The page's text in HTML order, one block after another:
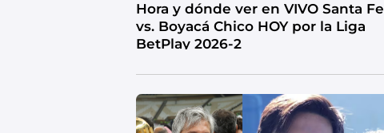
Hora y dónde ver en VIVO Santa Fe
vs. Boyacá Chico HOY por la Liga
BetPlay 2026-2